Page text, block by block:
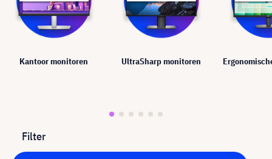
Kantoor monitoren UltraSharp monitoren
Filter